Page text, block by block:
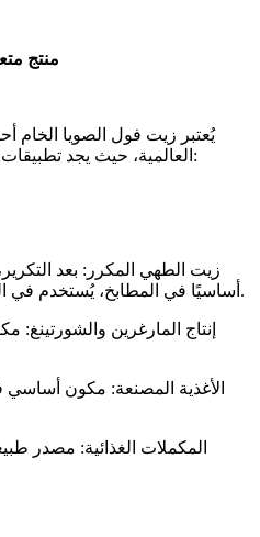
يُعتبر زيت فول الصويا الخام
العالمية، حيث يجد تطبيقات واسعة في العديد من الصناعات:
أساسيًا في المطابخ، يُستخدم في القلي، والخبز، وتحضير السلطات.